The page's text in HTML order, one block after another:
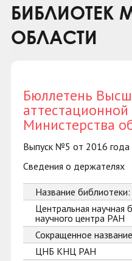
БИБЛИОТЕК
ОБЛАСТИ
Бюллетень
Министерства
Выпуск №5 от 2016 года
Сведения о держателях
Название библиотеки:
Центральная научная
научного центра РАН
Сокращенное
ЦНБ КНЦ РАН